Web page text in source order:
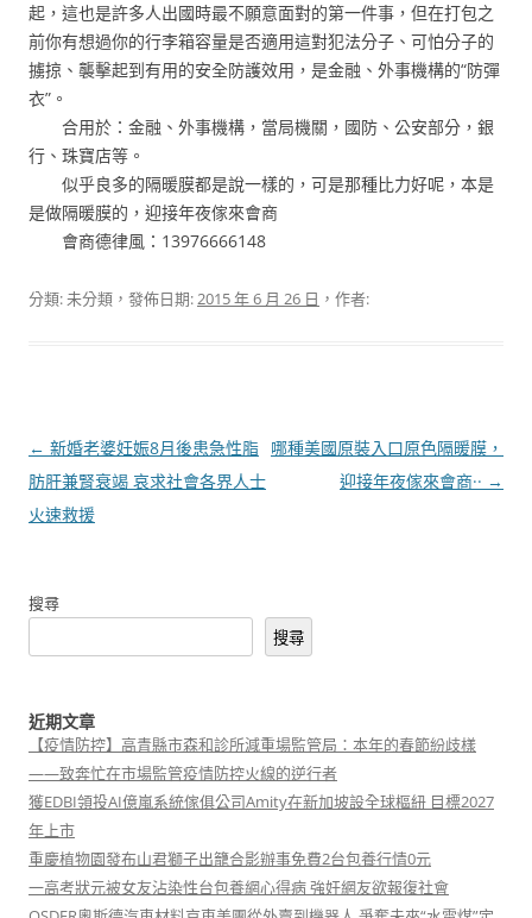
起，這也是許多人出國時最不願意面對的第一件事，但在打包之
前你有想過你的行李箱容量是否適用這對犯法分子、可怕分子的
擄掠、襲擊起到有用的安全防護效用，是金融、外事機構的“防彈
衣”。
合用於：金融、外事機構，當局機關，國防、公安部分，銀
行、珠寶店等。
似乎良多的隔暖膜都是說一樣的，可是那種比力好呢，本是
是做隔暖膜的，迎接年夜傢來會商
會商德律風：13976666148
分類: 未分類，發佈日期:2015 年 6 月 26 日 ，作者:
文
章
導
← 新婚老婆妊娠8月後患急性脂
肪肝兼腎衰竭 哀求社會各界人士
火速救援
哪種美國原裝入口原色隔暖膜，
迎接年夜傢來會商·· →
搜尋
搜尋
近期文章
【疫情防控】高青縣市森和診所減重場監管局：本年的春節紛歧樣
——致奔忙在市場監管疫情防控火線的逆行者
獲EDBI領投AI億嵐系統傢俱公司Amity在新加坡設全球樞紐 目標2027
年上市
重慶植物園發布山君獅子出籠合影辦事免費2台包養行情0元
一高考狀元被女友沾染性台包養網心得病 強奸網友欲報復社會